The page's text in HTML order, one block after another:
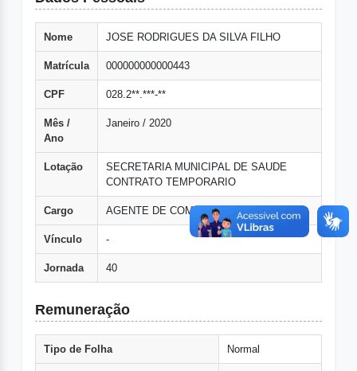
Nome JOSE RODRIGUES DA SILVA FILHO
Matrícula 000000000000443
CPF 028.2**.***-**
Mês /
Ano
Janeiro / 2020
Lotação
SECRETARIA MUNICIPAL DE SAUDE
CONTRATO TEMPORARIO
Cargo AGENTE DE COMBATE A ENDEMAS
Vínculo -
Jornada 40
Remuneração
Tipo de Folha Normal